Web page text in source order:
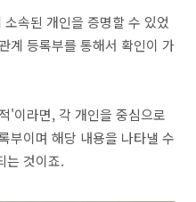
속된 개인을 증명할 수 있었
계 등록부를 통해서 확인이 가
'이라면, 각 개인을 중심으로
부이며 해당 내용을 나타낼 수
는 것이죠.